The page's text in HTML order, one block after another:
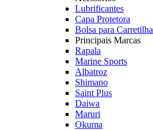
Lubrificantes
Capa Protetora
Bolsa para Carretilha
Principais Marcas
Rapala
Marine Sports
Albatroz
Shimano
Saint Plus
Daiwa
Maruri
Okuma